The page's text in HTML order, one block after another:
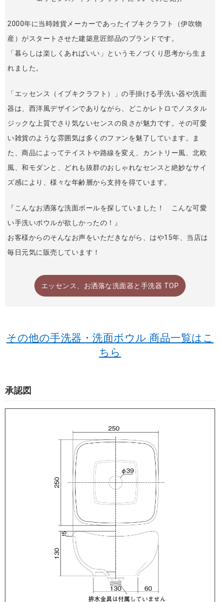
2000年に当時雑貨メーカーであったイブキクラフト（伊吹物
産）がスタートさせた建築意匠部品のブランドです。
「暮らしは楽しくあればいい」というモノづくり思考から生ま
れました。
「エッセンス（イブキクラフト）」の手掛ける手洗い器や洗面
器は、西洋風デザインでありながら、どこかレトロでノスタル
ジックな上質でさり気ないセンスの良さが魅力です。その可愛
い雑貨のような雰囲気は多くのファンを魅了しています。ま
た、商品によってテイストや路線を変え、カントリー風、北欧
風、和モダンと、どれも抜群のおしゃれなセンスと絶妙なサイ
ズ感により、様々な年齢層から支持を得ています。
『こんなお洒落な洗面ボールを探していました！ こんな可愛
い手洗いボウルが欲しかったの！』
お客様からのそんなお声をいただきながら、はや15年、当店は
毎日元気に販売しています！
エッセンス、お洒落な洗面器と手洗器 TOP
その他の手洗器・洗面ボウル 商品一覧はこ
ちら
承認図